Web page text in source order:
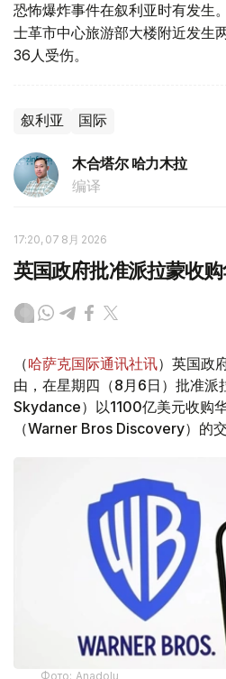
恐怖爆炸事件在叙利亚时有发生
士革市中心旅游部大楼附近发生
36人受伤。
叙利亚 国际
木合塔尔 哈力木拉
编译
17:20, 07 8月 2026
英国政府批准派拉蒙收
（哈萨克国际通讯社讯）英国政
由，在星期四（8月6日）批准
Skydance）以1100亿美元收购
（Warner Bros Discovery）的交
Фото: Аnadolu